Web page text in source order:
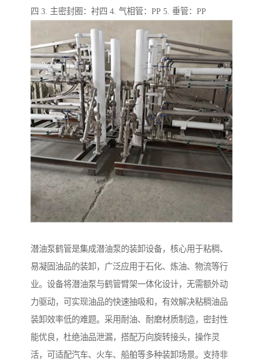
四 3. 主密封圈：衬四 4. 气相管：PP 5. 垂管：PP
潜油泵鹤管是集成潜油泵的装卸设备，核心用于粘稠、
易凝固油品的装卸，广泛应用于石化、炼油、物流等行
业。设备将潜油泵与鹤管臂架一体化设计，无需额外动
力驱动，可实现油品的快速抽吸和，有效解决粘稠油品
装卸效率低的难题。采用耐油、耐磨材质制造，密封性
能优良，杜绝油品泄漏，搭配万向旋转接头，操作灵
活，可适配汽车、火车、船舶等多种装卸场景。支持非